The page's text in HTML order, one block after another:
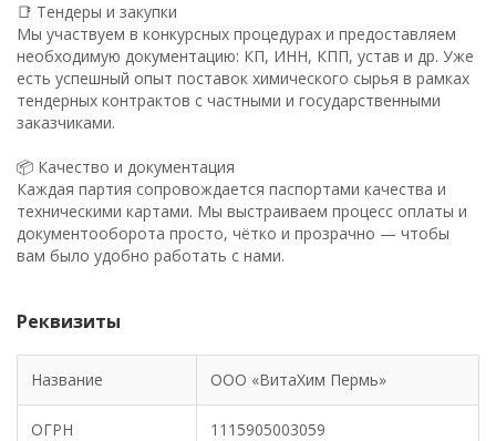
📑 Тендеры и закупки
Мы участвуем в конкурсных процедурах и предоставляем
необходимую документацию: КП, ИНН, КПП, устав и др. Уже
есть успешный опыт поставок химического сырья в рамках
тендерных контрактов с частными и государственными
заказчиками.
📦 Качество и документация
Каждая партия сопровождается паспортами качества и
техническими картами. Мы выстраиваем процесс оплаты и
документооборота просто, чётко и прозрачно — чтобы
вам было удобно работать с нами.
Реквизиты
Название ООО «ВитаХим Пермь»
ОГРН 1115905003059